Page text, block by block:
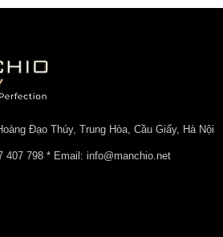
Đạo Thúy, Trung Hòa, Cầu Giấy, Hà Nội
407 798 * Email: info@manchio.net